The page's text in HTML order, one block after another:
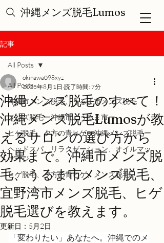
沖縄メンズ脱毛Lumos
記事
All Posts
沖縄市メンズ脱毛、うるま市メンズ脱毛
メンズ脱毛ー沖縄市、うるま市ー
ヒゲ脱毛、夕方の青ヒゲー沖縄メンズ脱毛ー
ヘッドスパ、リラクゼーション、オイルマッ
サージ
ヒゲ脱毛、夕方の青ヒゲ、メンズ脱毛、
All Posts
沖縄メンズ脱毛のすべて！
沖縄メンズ脱毛Lumosが教
えるサロンの選び方から
効果まで。沖縄市メンズ脱
毛、うるま市メンズ脱毛、
宜野湾市メンズ脱毛、ヒゲ
脱毛選びを教えます。
okinawa098xyz
2025年8月1日 読了時間: 7分
更新日： 5月2日
「変わりたい」あなたへ。沖縄でのメ